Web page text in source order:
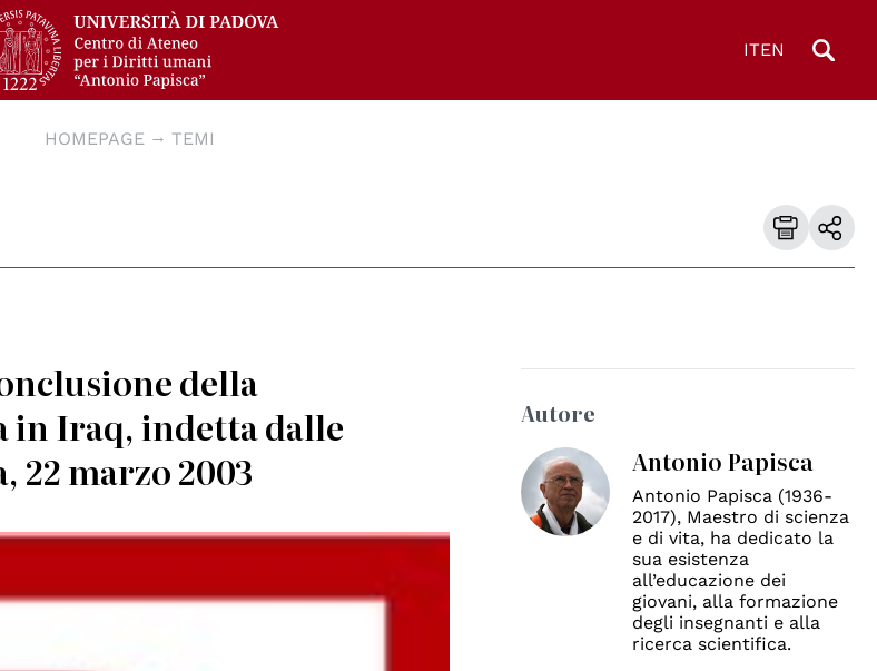
ITEN
HOMEPAGE TEMI
della
in Iraq, indetta dalle
22 marzo 2003
Autore
Antonio Papisca
Antonio Papisca (1936-
2017), Maestro di scienza
e di vita, ha dedicato la
sua esistenza
all’educazione dei
giovani, alla formazione
degli insegnanti e alla
ricerca scientifica.